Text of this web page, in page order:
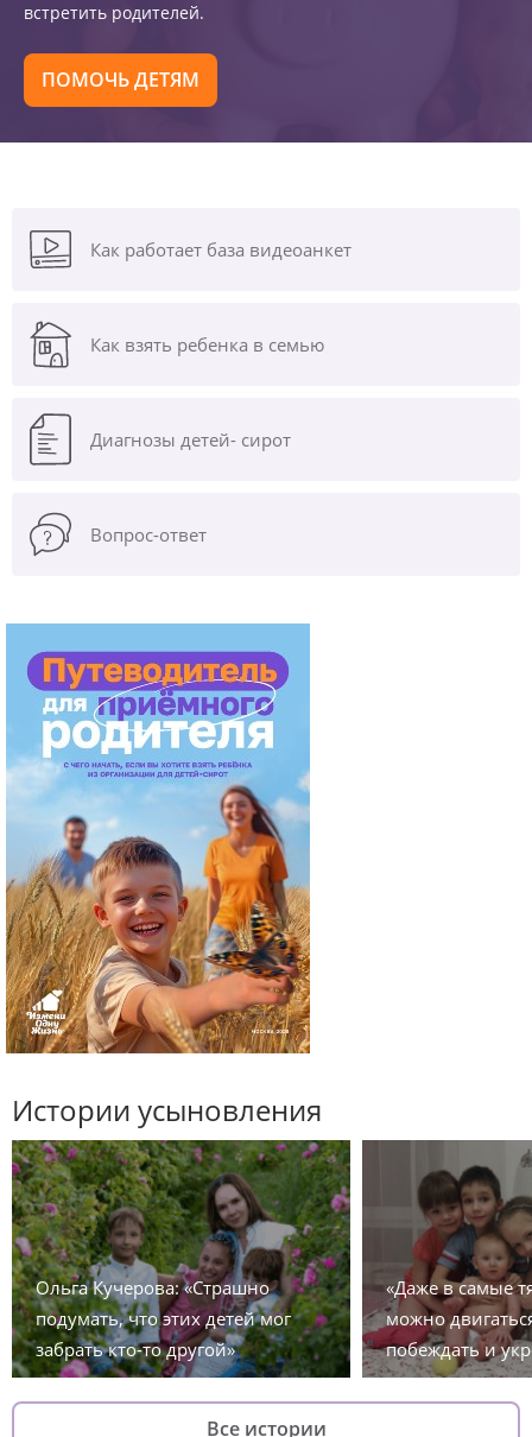
встретить родителей.
ПОМОЧЬ ДЕТЯМ
Как работает база видеоанкет
Как взять ребенка в семью
Диагнозы детей- сирот
Вопрос-ответ
Истории усыновления
Ольга Кучерова: «Страшно
подумать, что этих детей мог
забрать кто-то другой»
«Даже в самые
можно
побеждать и
Все истории